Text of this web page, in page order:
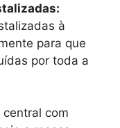
à
para que
por toda a
com